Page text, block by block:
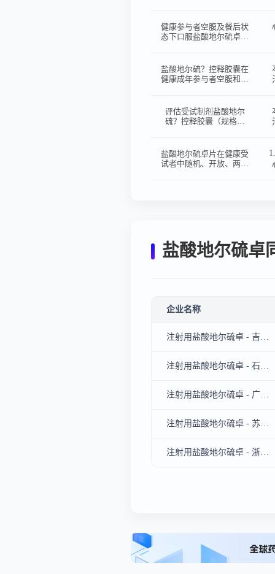
下的生物等效性试验
健康参与者空腹及餐后状
态下口服盐酸地尔硫卓片
盐酸地尔硫？控释胶囊在
健康成年参与者空腹和餐
期、两序列、交叉生物等
效性试验
评估受试制剂盐酸地尔
硫？控释胶囊（规格：
（Cardizem® CD）（规
格：120 mg）在健康成
年参与者空腹和餐后状态
盐酸地尔硫卓片在健康受
试者中随机、开放、两制
盐酸地尔硫卓
企业名称
注射用盐酸地尔硫卓 - 吉林敖东药业集团延吉股份有限公司
注射用盐酸地尔硫卓 - 石家庄四药有限公司
注射用盐酸地尔硫卓 - 广东隆赋药业股份有限公司、广州瑞尔医药科技有限公司
注射用盐酸地尔硫卓 - 苏州二叶制药有限公司
注射用盐酸地尔硫卓 - 浙江普洛康裕制药有限公司